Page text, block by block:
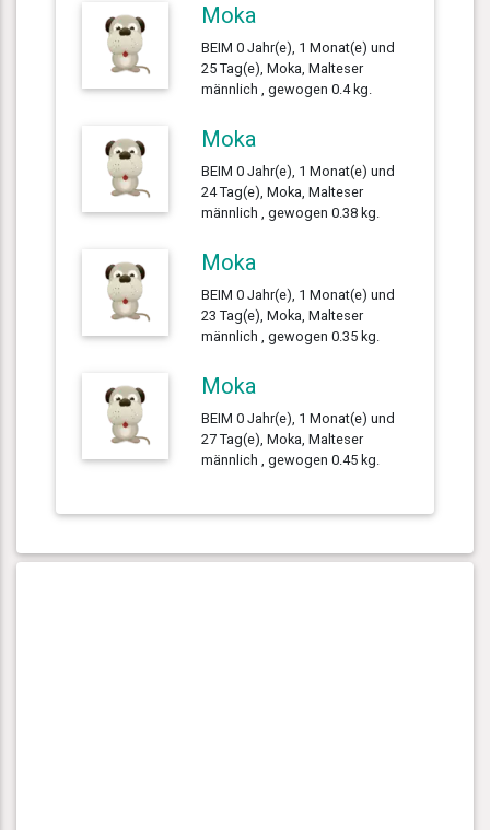
Moka
BEIM 0 Jahr(e), 1 Monat(e) und
25 Tag(e), Moka, Malteser
männlich , gewogen 0.4 kg.
Moka
BEIM 0 Jahr(e), 1 Monat(e) und
24 Tag(e), Moka, Malteser
männlich , gewogen 0.38 kg.
Moka
BEIM 0 Jahr(e), 1 Monat(e) und
23 Tag(e), Moka, Malteser
männlich , gewogen 0.35 kg.
Moka
BEIM 0 Jahr(e), 1 Monat(e) und
27 Tag(e), Moka, Malteser
männlich , gewogen 0.45 kg.